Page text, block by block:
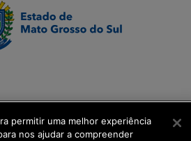
permitir uma melhor experiência
nos ajudar a compreender